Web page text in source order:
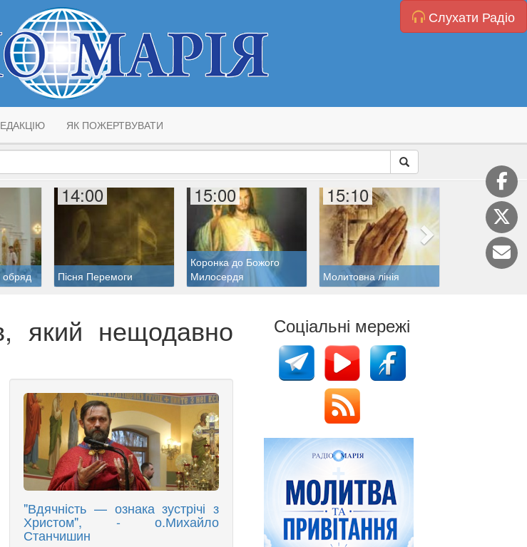
Слухати Радіо
ЯК ПОЖЕРТВУВАТИ
обряд
14:00
Пісня Перемоги
15:00
Коронка до Божого
Милосердя
15:10
Молитовна лінія
15:40
який нещодавно
"Вдячність — ознака зустрічі з
Христом", - о.Михайло
Станчишин
Соціальні мережі